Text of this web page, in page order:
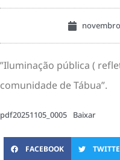
”Iluminação pública (
comunidade de Tábua”.
pdf20251105_0005 Baixar
FACEBOOK